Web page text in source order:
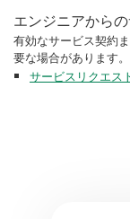
エンジニアから
有効なサービス契約
要な場合があります
サービスリクエス